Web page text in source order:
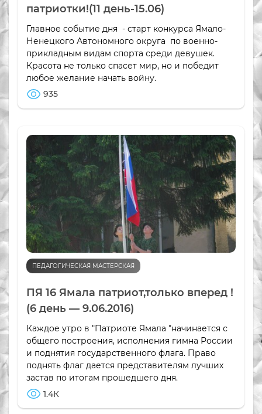
патриотки!(11 день-15.06)
Главное событие дня - старт конкурса Ямало-
Ненецкого Автономного округа по военно-
прикладным видам спорта среди девушек.
Красота не только спасет мир, но и победит
любое желание начать войну.
935
ПЕДАГОГИЧЕСКАЯ МАСТЕРСКАЯ
ПЯ 16 Ямала патриот,только вперед !
(6 день — 9.06.2016)
Каждое утро в "Патриоте Ямала "начинается с
общего построения, исполнения гимна России
и поднятия государственного флага. Право
поднять флаг дается представителям лучших
застав по итогам прошедшего дня.
1.4К